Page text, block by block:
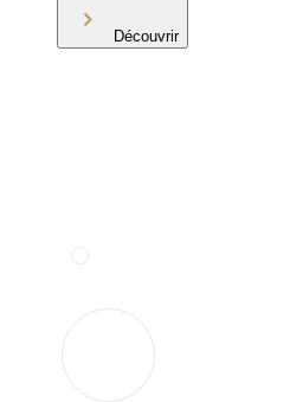
Découvrir